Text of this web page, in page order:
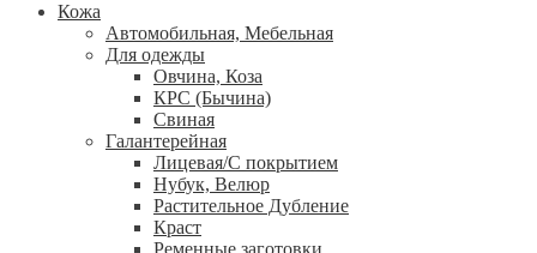
Кожа
Автомобильная, Мебельная
Для одежды
Овчина, Коза
КРС (Бычина)
Свиная
Галантерейная
Лицевая/С покрытием
Нубук, Велюр
Растительное Дубление
Краст
Ременные заготовки